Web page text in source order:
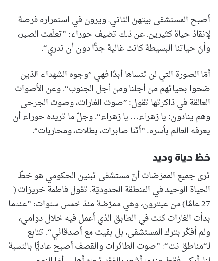
أصبح المستشفى بيتهنّ الثاني، ويرون في استمراره فرصة
لإنقاذ حياة كثيرين. عن ذلك تضيف حوراء: ”تعلّمت الصبر،
وأنّ حياتنا البسيطة كانت غالية جدًّا دون أن ندري“.
أمّا الصورة التي لن تنساها أبدًا فهي ”وجوه الشهداء الذين
ضحوا بحياتهم من أجلنا ومن أجل الجنوب“. وعن الأصوات
العالقة في ذاكرتها تقول: ”صوت الغارات، وصوت الجرحى
وهم ينادون: يا زهراء… يا زهراء“. وجلّ ما تريده حوراء أن
يعرفه العالم بأسره: ”أنّنا صابرات، بطلات، ومحاربات“.
خطّ حياة وحيد
ترى جميع الممرّضات أنّ مستشفى تبنين الحكومي هو خطّ
الحياة الوحيد في المنطقة الحدوديّة. تقول فاطمة خريزات (
27 عامًا) من عيترون، وهي ممرّضة منذ خمس سنوات: ”عندما
بدأت الغارات كنت في الطابق الذي أعمل فيه خلال دوامي،
ولم أفكّر بترك المستشفى، بل بقيت مع أصدقائي“. تتابع
لـ“مناطق نت“: ”صوت الطائرات والقصف أصبح عاديًّا بالنسبة